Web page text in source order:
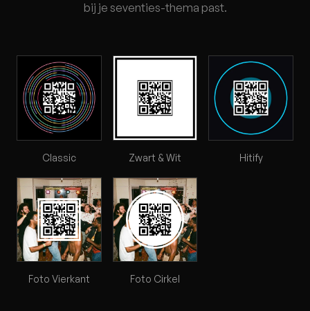
bij je seventies-thema past.
Classic Zwart & Wit Hitify
Foto Vierkant Foto Cirkel